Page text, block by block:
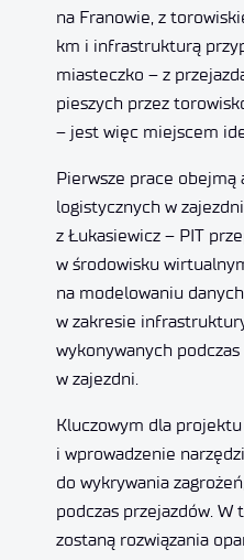
na Franowie, z
km i infrastrukturą
miasteczko – z
pieszych przez
– jest więc miejscem
Pierwsze prace obejmą
logistycznych w
z Łukasiewicz – PIT
w środowisku
na modelowaniu
w zakresie
wykonywanych
w zajezdni.
Kluczowym dla
i wprowadzenie
do wykrywania
podczas przejazdów.
zostaną rozwiązania